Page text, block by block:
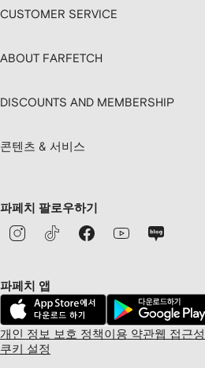
CUSTOMER SERVICE
ABOUT FARFETCH
DISCOUNTS AND MEMBERSHIP
콘텐츠 & 서비스
파페치 팔로우하기
파페치 앱
개인 정보 보호 정책 이용 약관웹 접근성
쿠키 설정